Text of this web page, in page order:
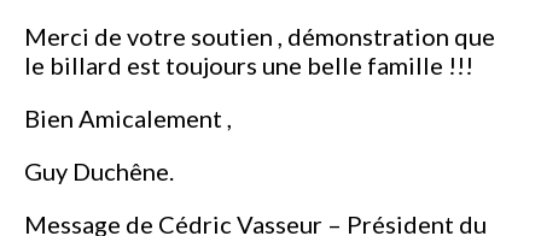
Merci de votre soutien , démonstration que
le billard est toujours une belle famille !!!
Bien Amicalement ,
Guy Duchêne.
Message de Cédric Vasseur – Président du